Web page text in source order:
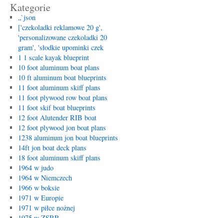
Kategorie
„`json
['czekoladki reklamowe 20 g',
'personalizowane czekoladki 20
gram', 'słodkie upominki czek
1 1 scale kayak blueprint
10 foot aluminum boat plans
10 ft aluminum boat blueprints
11 foot aluminum skiff plans
11 foot plywood row boat plans
11 foot skif boat blueprints
12 foot Alutender RIB boat
12 foot plywood jon boat plans
1238 aluminum jon boat blueprints
14ft jon boat deck plans
18 foot aluminum skiff plans
1964 w judo
1964 w Niemczech
1966 w boksie
1971 w Europie
1971 w piłce nożnej